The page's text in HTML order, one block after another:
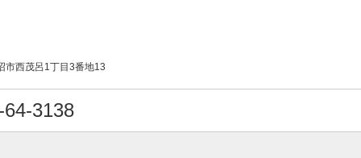
市西茂呂1丁目3番地13
3138